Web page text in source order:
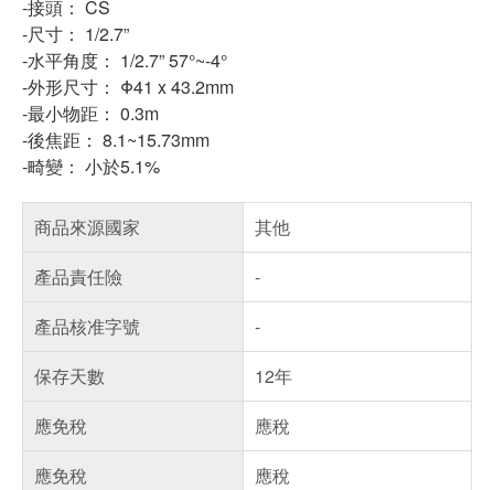
-接頭： CS
-尺寸： 1/2.7”
-水平角度： 1/2.7” 57°~-4°
-外形尺寸： Φ41 x 43.2mm
-最小物距： 0.3m
-後焦距： 8.1~15.73mm
-畸變： 小於5.1%
商品來源國家
其他
產品責任險
-
產品核准字號
-
保存天數
12年
應免稅
應稅
應免稅
應稅